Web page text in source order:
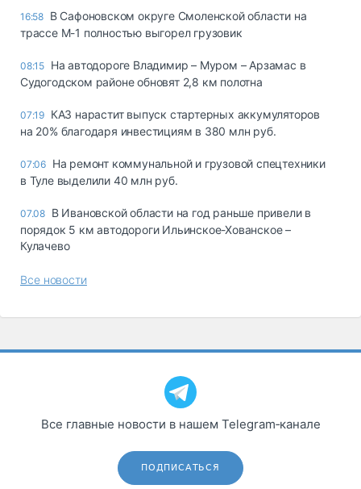
16:58 В Сафоновском округе Смоленской области на
трассе М-1 полностью выгорел грузовик
08:15 На автодороге Владимир – Муром – Арзамас в
Судогодском районе обновят 2,8 км полотна
07:19 КАЗ нарастит выпуск стартерных аккумуляторов
на 20% благодаря инвестициям в 380 млн руб.
07:06 На ремонт коммунальной и грузовой спецтехники
в Туле выделили 40 млн руб.
07.08 В Ивановской области на год раньше привели в
порядок 5 км автодороги Ильинское-Хованское –
Кулачево
Все новости
Все главные новости в нашем Telegram‑канале
ПОДПИСАТЬСЯ